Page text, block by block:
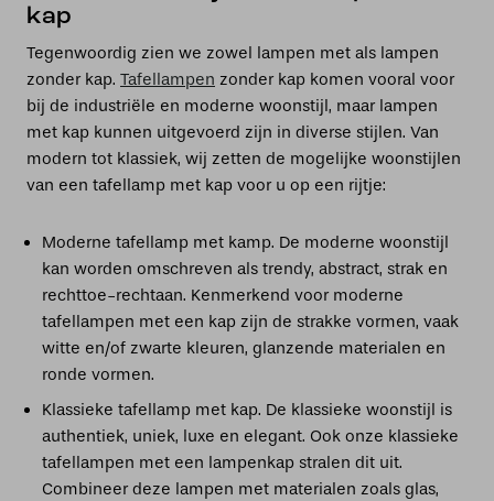
kap
Tegenwoordig zien we zowel lampen met als lampen
zonder kap. Tafellampen zonder kap komen vooral voor
bij de industriële en moderne woonstijl, maar lampen
met kap kunnen uitgevoerd zijn in diverse stijlen. Van
modern tot klassiek, wij zetten de mogelijke woonstijlen
van een tafellamp met kap voor u op een rijtje:
Moderne tafellamp met kamp. De moderne woonstijl
kan worden omschreven als trendy, abstract, strak en
rechttoe-rechtaan. Kenmerkend voor moderne
tafellampen met een kap zijn de strakke vormen, vaak
witte en/of zwarte kleuren, glanzende materialen en
ronde vormen.
Klassieke tafellamp met kap. De klassieke woonstijl is
authentiek, uniek, luxe en elegant. Ook onze klassieke
tafellampen met een lampenkap stralen dit uit.
Combineer deze lampen met materialen zoals glas,